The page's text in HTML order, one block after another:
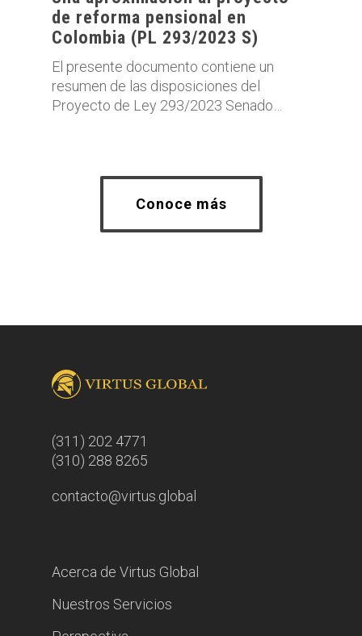
de reforma pensional en
Colombia (PL 293/2023 S)
El presente documento contiene un
resumen de las disposiciones del
Proyecto de Ley 293/2023 Senado…
Conoce más
(311) 202 4771
(310) 288 8265
contacto@virtus.global
Acerca de Virtus Global
Nuestros Servicios